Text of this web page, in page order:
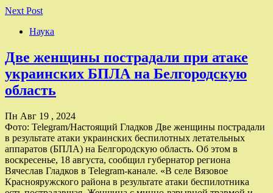
Next Post
Наука
Две женщины пострадали при атаке
украинских БПЛА на Белгородскую
область
Пн Авг 19 , 2024
Фото: Telegram/Настоящий Гладков Две женщины пострадали
в результате атаки украинских беспилотных летательных
аппаратов (БПЛА) на Белгородскую область. Об этом в
воскресенье, 18 августа, сообщил губернатор региона
Вячеслав Гладков в Telegram-канале. «В селе Вязовое
Краснояружского района в результате атаки беспилотника